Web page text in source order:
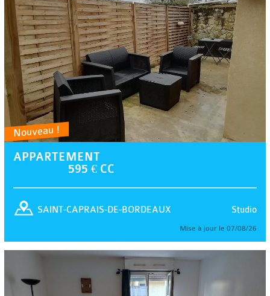
Nouveau !
APPARTEMENT
595 € CC
Studio
SAINT-CAPRAIS-DE-BORDEAUX
Mise à jour le 07/08/26